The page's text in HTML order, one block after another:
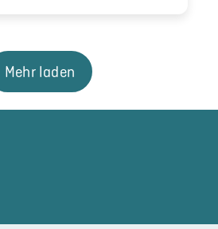
Mehr laden